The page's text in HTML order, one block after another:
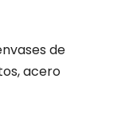
de
acero